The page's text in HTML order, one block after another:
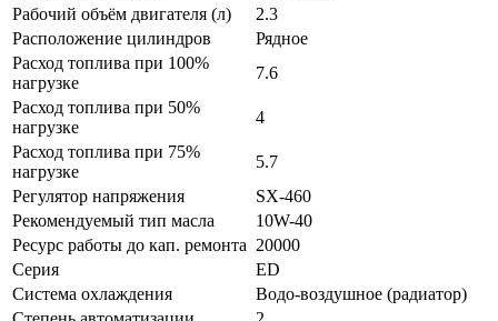
Рабочий объём двигателя (л)
2.3
Расположение цилиндров
Рядное
Расход топлива при 100%
нагрузке
7.6
Расход топлива при 50%
нагрузке
4
Расход топлива при 75%
нагрузке
5.7
Регулятор напряжения
SX-460
Рекомендуемый тип масла
10W-40
Ресурс работы до кап. ремонта 20000
Серия
ED
Система охлаждения
Водо-воздушное (радиатор)